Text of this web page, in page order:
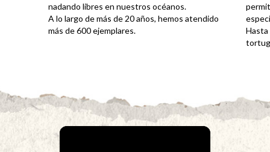
nadando libres en nuestros océanos.
A lo largo de más de 20 años, hemos atendido
más de 600 ejemplares.
Hasta